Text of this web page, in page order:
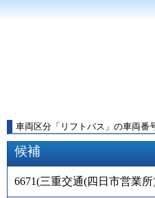
車両区分 「 リフトバス 」 の車両番
候補
6671(三重交通(四日市営業所